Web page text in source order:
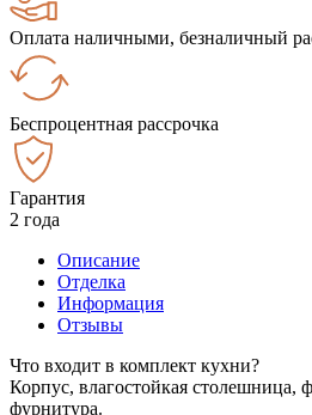
Оплата наличными, безналичный
Беспроцентная рассрочка
Гарантия
2 года
Описание
Отделка
Информация
Отзывы
Что входит в комплект кухни?
Корпус, влагостойкая столешница,
фурнитура.